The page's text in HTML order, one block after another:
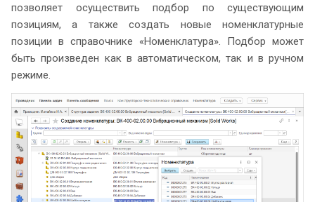
позволяет осуществить подбор по существующим
позициям, а также создать новые номенклатурные
позиции в справочнике «Номенклатура». Подбор может
быть произведен как в автоматическом, так и в ручном
режиме.